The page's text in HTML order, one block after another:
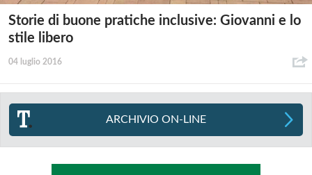
Storie di buone pratiche inclusive: Giovanni e lo
stile libero
04 luglio 2016
ARCHIVIO ON-LINE